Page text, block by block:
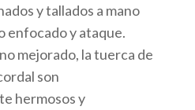
y tallados a mano
enfocado y ataque.
mejorado, la tuerca de
son
hermosos y